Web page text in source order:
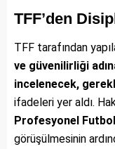
TFF’den
TFF tarafından
ve güvenilirliği
incelenecek,
ifadeleri yer aldı.
Profesyonel
görüşülmesinin